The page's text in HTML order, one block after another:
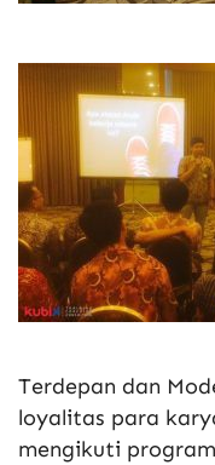
Terdepan dan
loyalitas para
mengikuti